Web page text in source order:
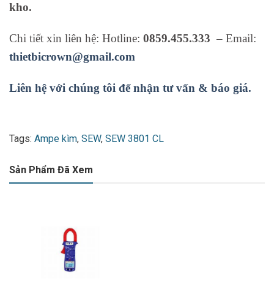
kho.
Chi tiết xin liên hệ: Hotline: 0859.455.333 – Email:
thietbicrown@gmail.com
Liên hệ với chúng tôi để nhận tư vấn & báo giá.
Tags: Ampe kìm, SEW, SEW 3801 CL
Sản Phẩm Đã Xem